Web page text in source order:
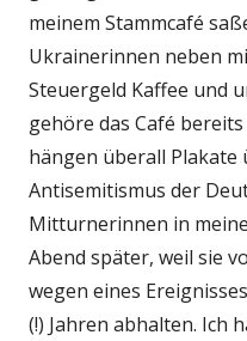
meinem Stammcafé
Ukrainerinnen neben
Steuergeld Kaffee und
gehöre das Café
hängen überall
Antisemitismus der
Mitturnerinnen in
Abend später, weil sie
wegen eines
(!) Jahren abhalten. Ich